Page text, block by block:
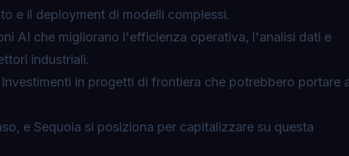
e il deployment di modelli complessi.
AI che migliorano l'efficienza operativa, l'analisi dati e
industriali.
Investimenti in progetti di frontiera che potrebbero portare
e Sequoia si posiziona per capitalizzare su questa